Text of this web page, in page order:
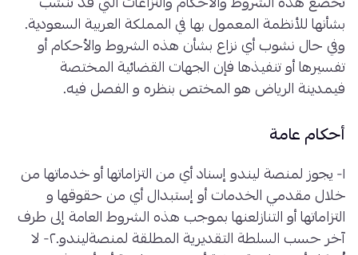
تخضع هذه الشروط والأحكام والنزاعات التي قد تنشب
بشأنها للأنظمة المعمول بها في المملكة العربية السعودية.
وفي حال نشوب أي نزاع بشأن هذه الشروط والأحكام أو
تفسيرها أو تنفيذها فإن الجهات القضائية المختصة
فيمدينة الرياض هو المختص بنظره و الفصل فيه.
أحكام عامة
١- يجوز لمنصة ليندو إسناد أي من التزاماتها أو خدماتها من
خلال مقدمي الخدمات أو إستبدال أي من حقوقها و
التزاماتها أو التنازلعنها بموجب هذه الشروط العامة إلى طرف
آخر حسب السلطة التقديرية المطلقة لمنصةليندو.٢- لا